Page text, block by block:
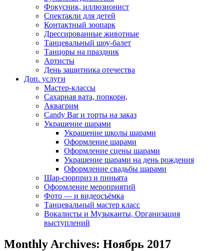
Фокусник, иллюзионист
Спектакли для детей
Контактный зоопарк
Дрессированные животные
Танцевальный шоу-балет
Танцоры на праздник
Артисты
День защитника отечества
Доп. услуги
Мастер-классы
Сахарная вата, попкорн,
Аквагрим
Candy Bar и торты на заказ
Украшение шарами
Украшение школы шарами
Оформление шарами
Оформление сцены шарами
Украшение шарами на день рождения
Оформление свадьбы шарами
Шар-сюрприз и пиньята
Оформление мероприятий
Фото — и видеосъёмка
Танцевальный мастер класс
Вокалисты и Музыканты, Организация
выступлений
Monthly Archives: Ноябрь 2017